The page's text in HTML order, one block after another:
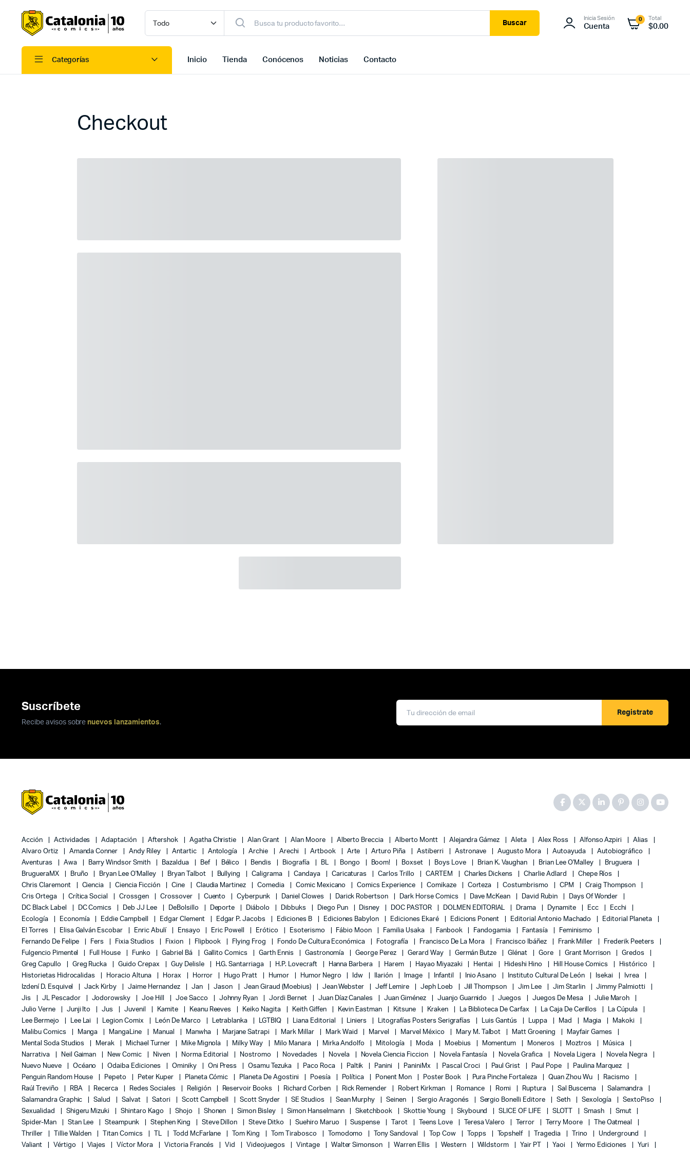
Buscar
Inicia Sesión
Cuenta
0 Total
$0.00
Categorías Inicio Tienda Conócenos Noticias Contacto
Checkout
Suscríbete
Recibe avisos sobre nuevos lanzamientos.
Registrate
Acción Actividades Adaptación Aftershok Agatha Christie Alan Grant Alan Moore Alberto Breccia Alberto Montt Alejandra Gámez Aleta Alex Ross Alfonso Azpiri
Alias
Alvaro Ortiz
Amanda Conner Andy Riley Antartic Antología Archie Arechi Artbook Arte Arturo Piña Astiberri Astronave Augusto Mora Autoayuda
Autobiográfico
Aventuras
Awa Barry Windsor Smith Bazaldua Bef Bélico Bendis Biografía BL Bongo Boom! Boxset Boys Love Brian K. Vaughan Brian Lee O'Malley
Bruguera
BrugueraMX
Bruño Bryan Lee O'Malley Bryan Talbot Bullying Caligrama Candaya Caricaturas Carlos Trillo CARTEM Charles Dickens Charlie Adlard
Chepe Ríos
Chris Claremont
Ciencia Ciencia Ficción Cine Claudia Martinez Comedia Comic Mexicano Comics Experience Comikaze Corteza Costumbrismo CPM
Craig Thompson
Cris Ortega
Crítica Social Crossgen Crossover Cuento Cyberpunk Daniel Clowes Darick Robertson Dark Horse Comics Dave McKean David Rubin
Days Of Wonder
DC Black Label
DC Comics Deb JJ Lee DeBolsillo Deporte Diábolo Dibbuks Diego Pun Disney DOC PASTOR DOLMEN EDITORIAL Drama Dynamite Ecc
Ecchi
Ecología
Economía Eddie Campbell Edgar Clement Edgar P. Jacobs Ediciones B Ediciones Babylon Ediciones Ekaré Edicions Ponent Editorial Antonio Machado
Editorial Planeta
El Torres
Elisa Galván Escobar Enric Abulí Ensayo Eric Powell Erótico Esoterismo Fábio Moon Familia Usaka Fanbook Fandogamia Fantasía
Feminismo
Fernando De Felipe
Fers Fixia Studios Fixion Flipbook Flying Frog Fondo De Cultura Económica Fotografía Francisco De La Mora Francisco Ibáñez Frank Miller
Frederik Peeters
Fulgencio Pimentel
Full House Funko Gabriel Bá Gallito Comics Garth Ennis Gastronomía George Perez Gerard Way Germán Butze Glénat Gore Grant Morrison
Gredos
Greg Capullo
Greg Rucka Guido Crepax Guy Delisle H.G. Santarriaga H.P. Lovecraft Hanna Barbera Harem Hayao Miyazaki Hentai Hideshi Hino Hill House Comics
Histórico
Historietas Hidrocalidas
Horacio Altuna Horax Horror Hugo Pratt Humor Humor Negro Idw Ilarión Image Infantil Inio Asano Instituto Cultural De León Isekai
Ivrea
Izdení D. Esquivel
Jack Kirby Jaime Hernandez Jan Jason Jean Giraud (Moebius) Jean Webster Jeff Lemire Jeph Loeb Jill Thompson Jim Lee Jim Starlin
Jimmy Palmiotti
Jis
JL Pescador Jodorowsky Joe Hill Joe Sacco Johnny Ryan Jordi Bernet Juan Díaz Canales Juan Giménez Juanjo Guarnido Juegos Juegos De Mesa
Julie Maroh
Julio Verne
Junji Ito Jus Juvenil Kamite Keanu Reeves Keiko Nagita Keith Giffen Kevin Eastman Kitsune Kraken La Biblioteca De Carfax La Caja De Cerillos
La Cúpula
Lee Bermejo
Lee Lai Legion Comix León De Marco Letrablanka LGTBIQ Liana Editorial Liniers Litografías Posters Serigrafías Luis Gantús Luppa Mad Magia
Makoki
Malibu Comics
Manga MangaLine Manual Manwha Marjane Satrapi Mark Millar Mark Waid Marvel Marvel México Mary M. Talbot Matt Groening
Mayfair Games
Mental Soda Studios
Merak Michael Turner Mike Mignola Milky Way Milo Manara Mirka Andolfo Mitología Moda Moebius Momentum Moneros Moztros
Música
Narrativa
Neil Gaiman New Comic Niven Norma Editorial Nostromo Novedades Novela Novela Ciencia Ficcion Novela Fantasía Novela Grafica Novela Ligera
Novela Negra
Nuevo Nueve
Océano Odaiba Ediciones Ominiky Oni Press Osamu Tezuka Paco Roca Paltik Panini PaniniMx Pascal Croci Paul Grist Paul Pope
Paulina Marquez
Penguin Random House
Pepeto Peter Kuper Planeta Cómic Planeta De Agostini Poesía Política Ponent Mon Poster Book Pura Pinche Fortaleza Quan Zhou Wu
Racismo
Raúl Treviño
RBA Recerca Redes Sociales Religión Reservoir Books Richard Corben Rick Remender Robert Kirkman Romance Romi Ruptura Sal Buscema
Salamandra
Salamandra Graphic
Salud Salvat Satori Scott Campbell Scott Snyder SE Studios Sean Murphy Seinen Sergio Aragonés Sergio Bonelli Editore Seth Sexología
SextoPiso
Sexualidad
Shigeru Mizuki Shintaro Kago Shojo Shonen Simon Bisley Simon Hanselmann Sketchbook Skottie Young Skybound SLICE OF LIFE SLOTT Smash
Smut
Spider-Man
Stan Lee Steampunk Stephen King Steve Dillon Steve Ditko Suehiro Maruo Suspense Tarot Teens Love Teresa Valero Terror Terry Moore
The Oatmeal
Thriller
Tillie Walden Titan Comics TL Todd McFarlane Tom King Tom Tirabosco Tomodomo Tony Sandoval Top Cow Topps Topshelf Tragedia Trino
Underground
Valiant
Vértigo Viajes Víctor Mora Victoria Francés Vid Videojuegos Vintage Walter Simonson Warren Ellis Western Wildstorm Yair PT Yaoi Yermo Ediciones Yuri